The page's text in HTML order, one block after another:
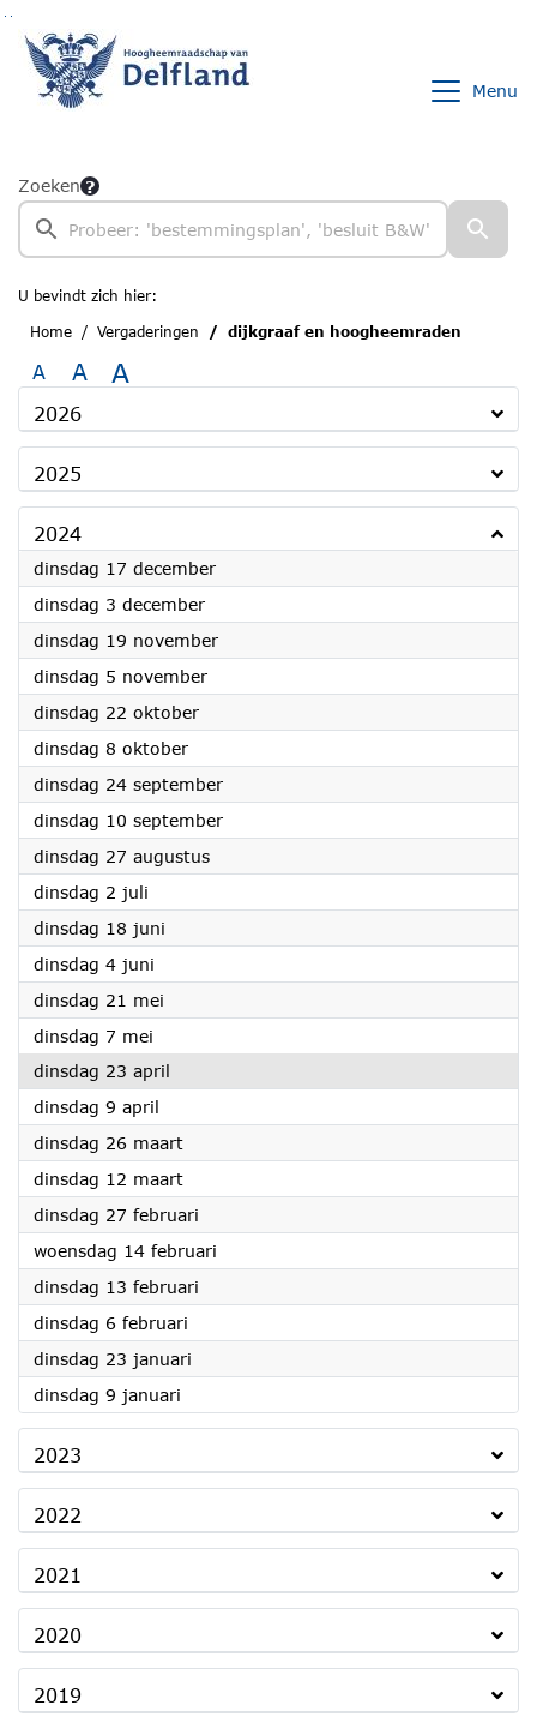
Menu
Zoeken
U bevindt zich hier:
Home
Vergaderingen dijkgraaf en hoogheemraden
A A A
2026
2025
2024
dinsdag 17 december2024
dinsdag 3 december2024
dinsdag 19 november2024
dinsdag 5 november2024
dinsdag 22 oktober2024
dinsdag 8 oktober2024
dinsdag 24 september2024
dinsdag 10 september2024
dinsdag 27 augustus2024
dinsdag 2 juli
dinsdag 18 juni
dinsdag 4 juni
dinsdag 21 mei
dinsdag 7 mei
dinsdag 23 april
dinsdag 9 april
dinsdag 26 maart2024
dinsdag 12 maart2024
dinsdag 27 februari
woensdag 14 februari
dinsdag 13 februari
dinsdag 6 februari
dinsdag 23 januari
dinsdag 9 januari
2023
2022
2021
2020
2019